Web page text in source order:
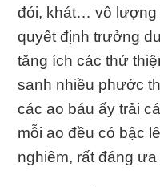
đói, khát… vô lượng
quyết định trưởng
tăng ích các thứ
sanh nhiều phước
các ao báu ấy trải
mỗi ao đều có bậc
nghiêm, rất đáng ưa